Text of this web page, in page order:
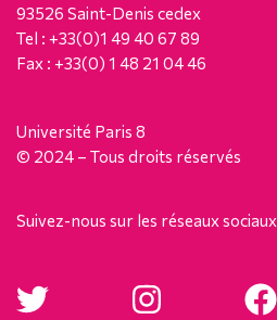
93526 Saint-Denis cedex
Tel : +33(0)1 49 40 67 89
Fax : +33(0) 1 48 21 04 46
Université Paris 8
© 2024 – Tous droits réservés
Suivez-nous sur les réseaux sociaux